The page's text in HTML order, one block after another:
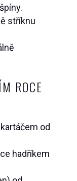
stříknu
ROCE
od
hadříkem